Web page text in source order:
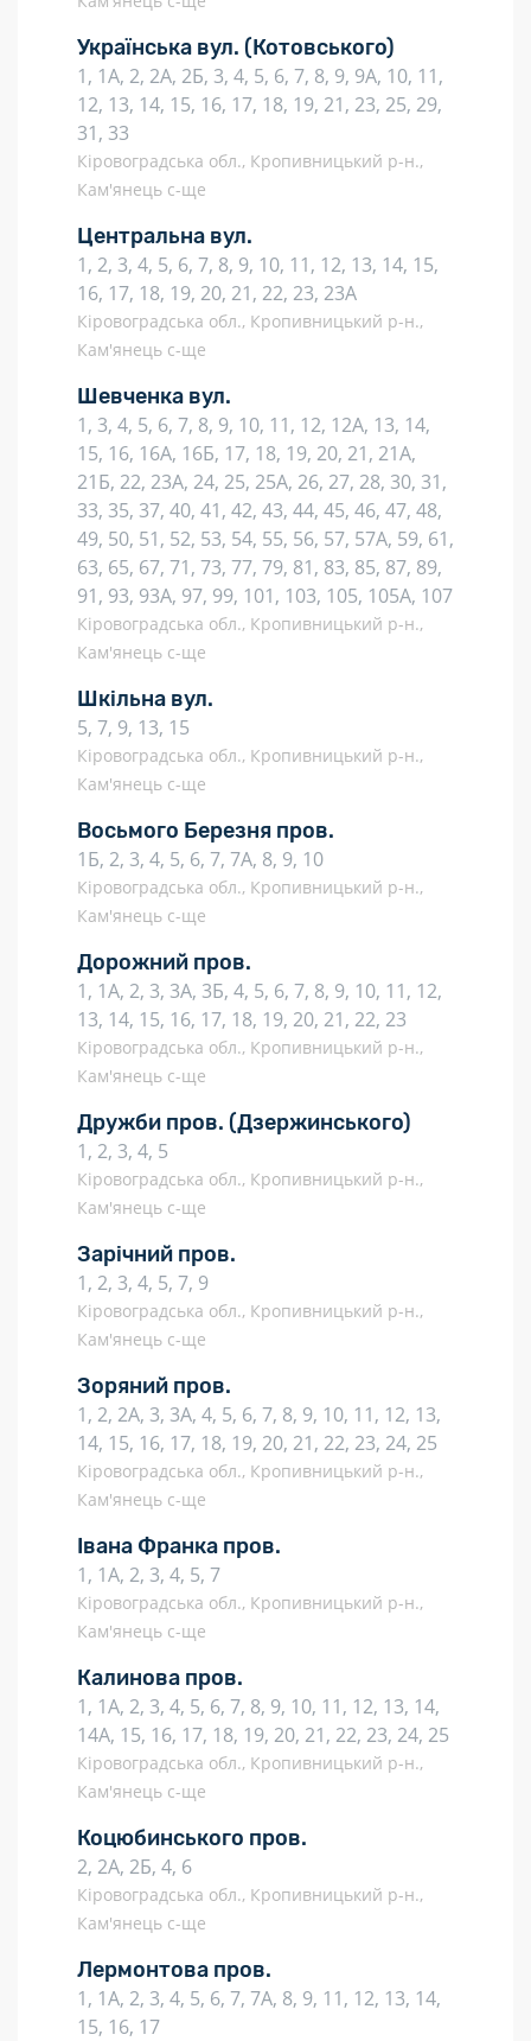
Українська вул. (Котовського)
1, 1А, 2, 2А, 2Б, 3, 4, 5, 6, 7, 8, 9, 9А, 10, 11,
12, 13, 14, 15, 16, 17, 18, 19, 21, 23, 25, 29,
31, 33
Кіровоградська обл., Кропивницький р-н.,
Кам'янець с-ще
Центральна вул.
1, 2, 3, 4, 5, 6, 7, 8, 9, 10, 11, 12, 13, 14, 15,
16, 17, 18, 19, 20, 21, 22, 23, 23А
Кіровоградська обл., Кропивницький р-н.,
Кам'янець с-ще
Шевченка вул.
1, 3, 4, 5, 6, 7, 8, 9, 10, 11, 12, 12А, 13, 14,
15, 16, 16А, 16Б, 17, 18, 19, 20, 21, 21А,
21Б, 22, 23А, 24, 25, 25А, 26, 27, 28, 30, 31,
33, 35, 37, 40, 41, 42, 43, 44, 45, 46, 47, 48,
49, 50, 51, 52, 53, 54, 55, 56, 57, 57А, 59, 61,
63, 65, 67, 71, 73, 77, 79, 81, 83, 85, 87, 89,
91, 93, 93А, 97, 99, 101, 103, 105, 105А, 107
Кіровоградська обл., Кропивницький р-н.,
Кам'янець с-ще
Шкільна вул.
5, 7, 9, 13, 15
Кіровоградська обл., Кропивницький р-н.,
Кам'янець с-ще
Восьмого Березня пров.
1Б, 2, 3, 4, 5, 6, 7, 7А, 8, 9, 10
Кіровоградська обл., Кропивницький р-н.,
Кам'янець с-ще
Дорожний пров.
1, 1А, 2, 3, 3А, 3Б, 4, 5, 6, 7, 8, 9, 10, 11, 12,
13, 14, 15, 16, 17, 18, 19, 20, 21, 22, 23
Кіровоградська обл., Кропивницький р-н.,
Кам'янець с-ще
Дружби пров. (Дзержинського)
1, 2, 3, 4, 5
Кіровоградська обл., Кропивницький р-н.,
Кам'янець с-ще
Зарічний пров.
1, 2, 3, 4, 5, 7, 9
Кіровоградська обл., Кропивницький р-н.,
Кам'янець с-ще
Зоряний пров.
1, 2, 2А, 3, 3А, 4, 5, 6, 7, 8, 9, 10, 11, 12, 13,
14, 15, 16, 17, 18, 19, 20, 21, 22, 23, 24, 25
Кіровоградська обл., Кропивницький р-н.,
Кам'янець с-ще
Івана Франка пров.
1, 1А, 2, 3, 4, 5, 7
Кіровоградська обл., Кропивницький р-н.,
Кам'янець с-ще
Калинова пров.
1, 1А, 2, 3, 4, 5, 6, 7, 8, 9, 10, 11, 12, 13, 14,
14А, 15, 16, 17, 18, 19, 20, 21, 22, 23, 24, 25
Кіровоградська обл., Кропивницький р-н.,
Кам'янець с-ще
Коцюбинського пров.
2, 2А, 2Б, 4, 6
Кіровоградська обл., Кропивницький р-н.,
Кам'янець с-ще
Лермонтова пров.
1, 1А, 2, 3, 4, 5, 6, 7, 7А, 8, 9, 11, 12, 13, 14,
15, 16, 17